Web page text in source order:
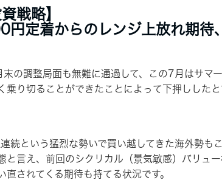
戦略】
円定着からのレンジ上放れ期待
の調整局面も無難に通過して、この7月はサマ
乗り切ることができたことによって下押しし
続という猛烈な勢いで買い越してきた海外勢も
と言え、前回のシクリカル（景気敏感）バリュ
直されてくる期待も持てる状況です。